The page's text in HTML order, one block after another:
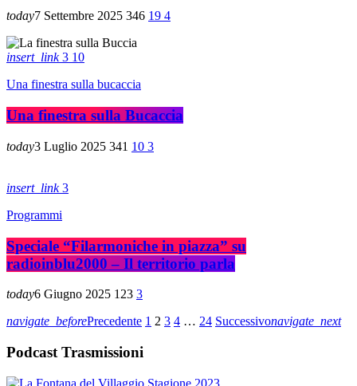
today7 Settembre 2025 346 19 4
insert_link 3 10
Una finestra sulla bucaccia
Una finestra sulla Bucaccia
today3 Luglio 2025 341 10 3
insert_link 3
Programmi
Speciale “Filarmoniche in piazza” su
radioinblu2000 – Il territorio parla
today6 Giugno 2025 123 3
navigate_beforePrecedente 1 2 3 4 … 24 Successivonavigate_next
Podcast Trasmissioni